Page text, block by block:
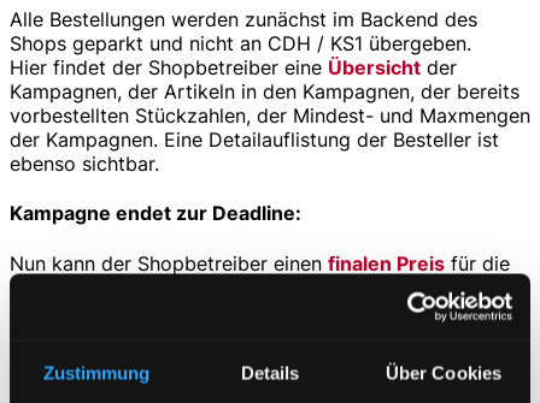
Zustimmung Details Über Cookies
Alle Bestellungen werden zunächst im Backend des
Shops geparkt und nicht an CDH / KS1 übergeben.
Hier findet der Shopbetreiber eine Übersicht der
Kampagnen, der Artikeln in den Kampagnen, der bereits
vorbestellten Stückzahlen, der Mindest- und Maxmengen
der Kampagnen. Eine Detailauflistung der Besteller ist
ebenso sichtbar.
Kampagne endet zur Deadline:
Nun kann der Shopbetreiber einen finalen Preis für die
Artikel
Dieser ändert dann rückwirkend die Preise bei allen
Status „in Produktion“ oder „Artikel abgelehnt“:
Der Shopbetreiber ändert nun den Status der Abfrage-